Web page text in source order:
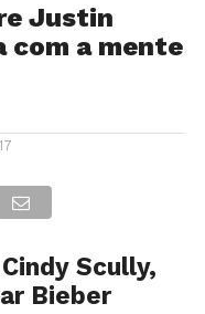
Justin
com a mente
Scully,
Bieber